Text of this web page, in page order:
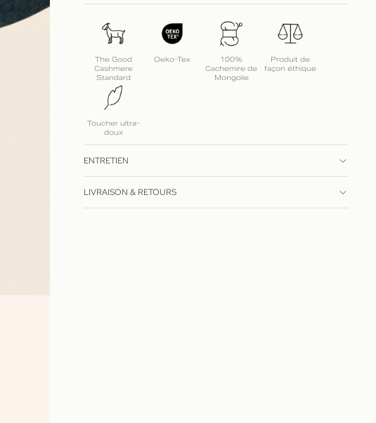
The Good
Cashmere
Standard
Oeko-Tex
100%
Cachemire de
Mongolie
Produit de
façon éthique
Toucher ultra-
doux
ENTRETIEN
LIVRAISON & RETOURS